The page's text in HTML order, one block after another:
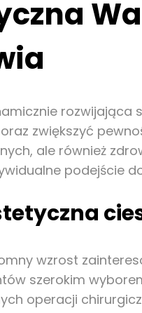
zwiększyć
ale również
podejście
wzrost
szerokim
operacji